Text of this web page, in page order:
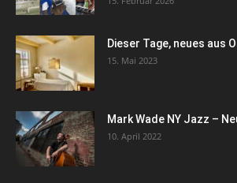
Dieser Tage, neues aus
15. Mai 2023
Mark Wade NY Jazz –
10. April 2022